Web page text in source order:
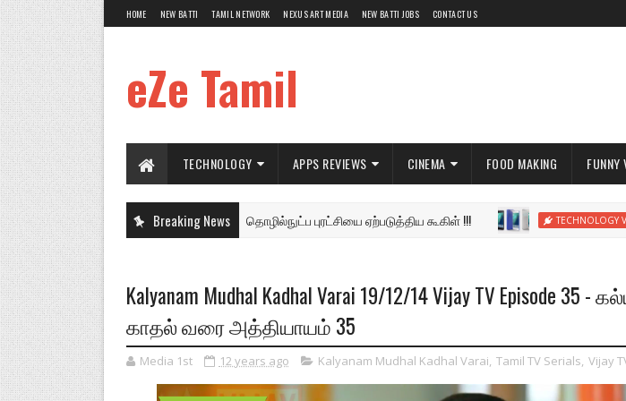
HOME NEW BATTI TAMIL NETWORK NEXUS ART MEDIA NEW BATTI JOBS CONTACT US
eZe Tamil
TECHNOLOGY APPS REVIEWS CINEMA FOOD MAKING FUNNY
Breaking News
New Things Made By Google - மறுபடியும் தொழில்நுட்ப புரட்சியை ஏற்படுத்திய கூகிள் !!! TECHNOLOGY VIDEOS
Kalyanam Mudhal Kadhal Varai 19/12/14 Vijay TV Episode 35
காதல் வரை அத்தியாயம் 35
Media 1st 12 years ago Kalyanam Mudhal Kadhal Varai, Tamil TV Serials, Vijay